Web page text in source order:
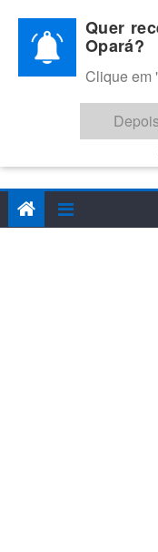
content
Melhores notícias
Quer
Opará?
Clique em
Depois